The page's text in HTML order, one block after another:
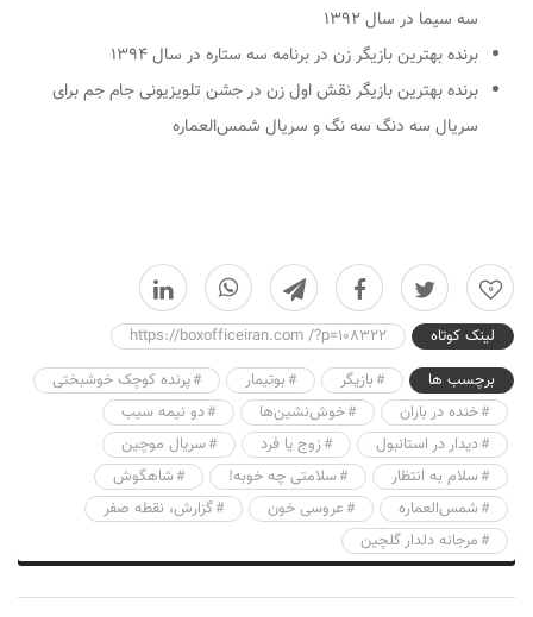
سه سیما در سال ۱۳۹۲
برنده بهترین بازیگر زن در برنامه سه ستاره در سال ۱۳۹۴
برنده بهترین بازیگر نقش اول زن در جشن تلویزیونی جام جم برای
سریال سه دنگ سه نگ و سریال شمس‌العماره
0
لینک کوتاه
https://boxofficeiran.com /?p=108322
برچسب ها
بازیگر بوتیمار
پرنده کوچک خوشبختی
خنده در باران
خوش‌نشین‌ها
دو نیمه سیب
دیدار در استانبول
زوج یا فرد
سریال موچین
سلام به انتظار
سلامتی چه خوبه!
شاهگوش
شمس‌العماره
عروسی خون
گزارش، نقطه صفر
مرجانه دلدار گلچین